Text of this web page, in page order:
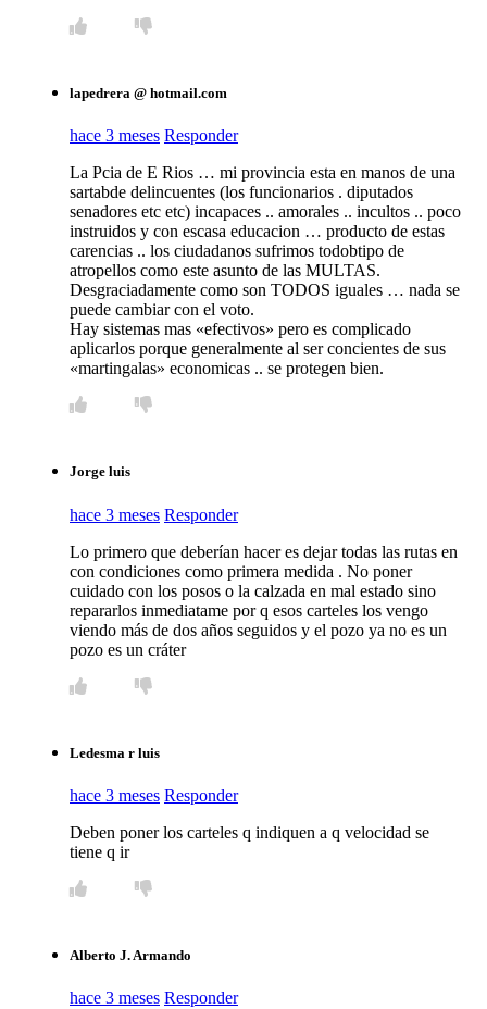
lapedrera @ hotmail.com
hace 3 meses Responder
La Pcia de E Rios … mi provincia esta en manos de una
sartabde delincuentes (los funcionarios . diputados
senadores etc etc) incapaces .. amorales .. incultos .. poco
instruidos y con escasa educacion … producto de estas
carencias .. los ciudadanos sufrimos todobtipo de
atropellos como este asunto de las MULTAS.
Desgraciadamente como son TODOS iguales … nada se
puede cambiar con el voto.
Hay sistemas mas «efectivos» pero es complicado
aplicarlos porque generalmente al ser concientes de sus
«martingalas» economicas .. se protegen bien.
Jorge luis
hace 3 meses Responder
Lo primero que deberían hacer es dejar todas las rutas en
con condiciones como primera medida . No poner
cuidado con los posos o la calzada en mal estado sino
repararlos inmediatame por q esos carteles los vengo
viendo más de dos años seguidos y el pozo ya no es un
pozo es un cráter
Ledesma r luis
hace 3 meses Responder
Deben poner los carteles q indiquen a q velocidad se
tiene q ir
Alberto J. Armando
hace 3 meses Responder